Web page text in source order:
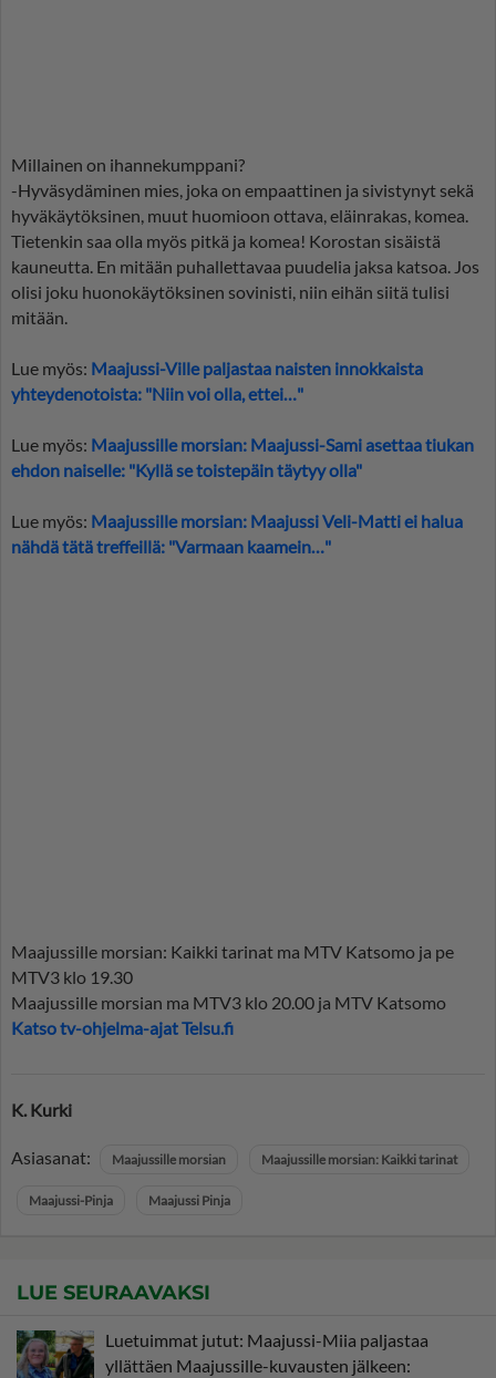
Millainen on ihannekumppani?
-Hyväsydäminen mies, joka on empaattinen ja sivistynyt sekä
hyväkäytöksinen, muut huomioon ottava, eläinrakas, komea.
Tietenkin saa olla myös pitkä ja komea! Korostan sisäistä
kauneutta. En mitään puhallettavaa puudelia jaksa katsoa. Jos
olisi joku huonokäytöksinen sovinisti, niin eihän siitä tulisi
mitään.
Lue myös: Maajussi-Ville paljastaa naisten innokkaista
yhteydenotoista: "Niin voi olla, ettei…"
Lue myös: Maajussille morsian: Maajussi-Sami asettaa tiukan
ehdon naiselle: "Kyllä se toistepäin täytyy olla"
Lue myös: Maajussille morsian: Maajussi Veli-Matti ei halua
nähdä tätä treffeillä: "Varmaan kaamein…"
Maajussille morsian: Kaikki tarinat ma MTV Katsomo ja pe
MTV3 klo 19.30
Maajussille morsian ma MTV3 klo 20.00 ja MTV Katsomo
Katso tv-ohjelma-ajat Telsu.fi
K. Kurki
Asiasanat: Maajussille morsian Maajussille morsian: Kaikki tarinat
Maajussi-Pinja Maajussi Pinja
LUE SEURAAVAKSI
Luetuimmat jutut: Maajussi-Miia paljastaa
yllättäen Maajussille-kuvausten jälkeen: